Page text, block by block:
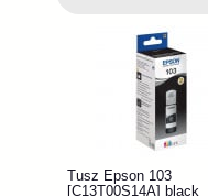
Tusz Epson 103
[C13T00S14A] black